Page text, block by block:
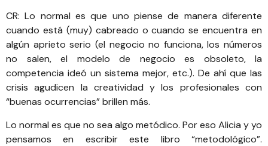
CR: Lo normal es que uno piense de manera diferente
cuando está (muy) cabreado o cuando se encuentra en
algún aprieto serio (el negocio no funciona, los números
no salen, el modelo de negocio es obsoleto, la
competencia ideó un sistema mejor, etc.). De ahí que las
crisis agudicen la creatividad y los profesionales con
“buenas ocurrencias” brillen más.
Lo normal es que no sea algo metódico. Por eso Alicia y yo
pensamos en escribir este libro “metodológico”.